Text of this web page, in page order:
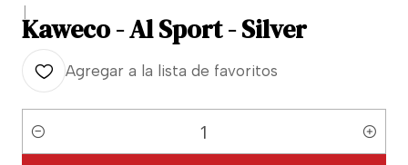
|
Kaweco - Al Sport - Silver
Agregar a la lista de favoritos
Cantidad